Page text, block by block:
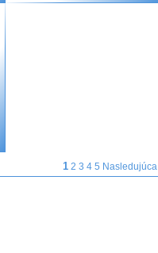
1 2 3 4 5 Nasledujúca